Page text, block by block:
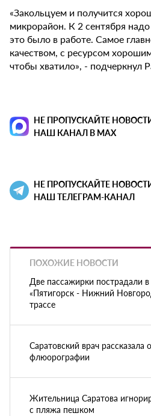
«Закольцуем и получится
микрорайон. К 2 сентября
это было в работе. Самое
качеством, с ресурсом
чтобы хватило», - подчеркнул
НЕ ПРОПУСКАЙТЕ
НАШ КАНАЛ В MAX
НЕ ПРОПУСКАЙТЕ
НАШ ТЕЛЕГРАМ-КАНАЛ
ПОХОЖИЕ НОВОСТИ
Две пассажирки пострадали
«Пятигорск - Нижний
трассе
Саратовский врач рассказала
флюорографии
Жительница Саратова
с пляжа пешком